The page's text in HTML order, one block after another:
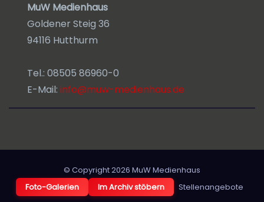
MuW Medienhaus
Goldener Steig 36
94116 Hutthurm
Tel.: 08505 86960-0
E-Mail: info@muw-medienhaus.de
© Copyright 2026 MuW Medienhaus
Foto-Galerien
Im Archiv stöbern Stellenangebote